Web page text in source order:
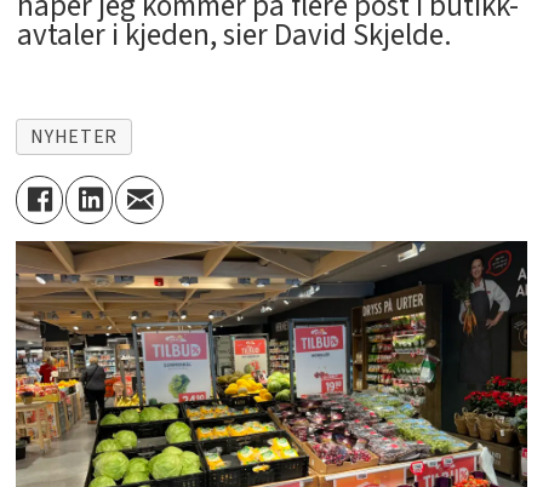
avtaler i kjeden, sier David Skjelde.
NYHETER